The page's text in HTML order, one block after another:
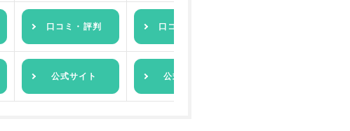
口コミ・評判 口コミ・評判
公式サイト 公式サイト